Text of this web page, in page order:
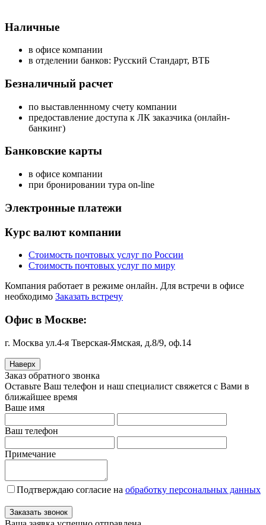
Наличные
в офисе компании
в отделении банков: Русский Стандарт, ВТБ
Безналичный расчет
по выставленнному счету компании
предоставление доступа к ЛК заказчика (онлайн-
банкинг)
Банковские карты
в офисе компании
при бронировании тура on-line
Электронные платежи
Курс валют компании
Стоимость почтовых услуг по России
Стоимость почтовых услуг по миру
Компания работает в режиме онлайн. Для встречи в офисе
необходимо Заказать встречу
Офис в Москве:
г. Москва ул.4-я Тверская-Ямская, д.8/9, оф.14
Наверх
Заказ обратного звонка
Оставьте Ваш телефон и наш специалист свяжется с Вами в
ближайшее время
Ваше имя
Ваш телефон
Примечание
Подтверждаю согласие на обработку персональных данных
Заказать звонок